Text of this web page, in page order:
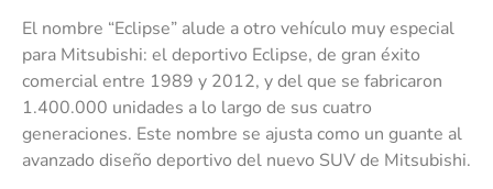
El nombre “Eclipse” alude a otro vehículo muy especial
para Mitsubishi: el deportivo Eclipse, de gran éxito
comercial entre 1989 y 2012, y del que se fabricaron
1.400.000 unidades a lo largo de sus cuatro
generaciones. Este nombre se ajusta como un guante al
avanzado diseño deportivo del nuevo SUV de Mitsubishi.